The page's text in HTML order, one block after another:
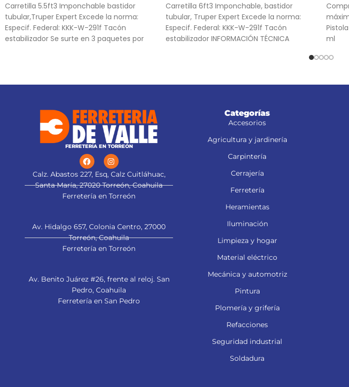
Carretilla 5.5ft3 Imponchable bastidor
tubular,Truper Expert Excede la norma:
Especif. Federal: KKK-W-291f Tacón
estabilizador Se surte en 3 paquetes por
Carretilla 6ft3 Imponchable, bastidor
tubular, Truper Expert Excede la norma:
Especif. Federal: KKK-W-291f Tacón
estabilizador INFORMACIÓN TÉCNICA
ml
FERRETERÍA EN TORREÓN
Calz. Abastos 227, Esq, Calz Cuitláhuac,
Santa María, 27020 Torreón, Coahuila
Ferretería en Torreón
Av. Hidalgo 657, Colonia Centro, 27000
Torreón, Coahuila
Ferretería en Torreón
Av. Benito Juárez #26, frente al reloj. San
Pedro, Coahuila
Ferretería en San Pedro
Categorías
Accesorios
Agricultura y jardinería
Carpintería
Cerrajería
Ferretería
Heramientas
Iluminación
Limpieza y hogar
Material eléctrico
Mecánica y automotriz
Pintura
Plomería y grifería
Refacciones
Seguridad industrial
Soldadura